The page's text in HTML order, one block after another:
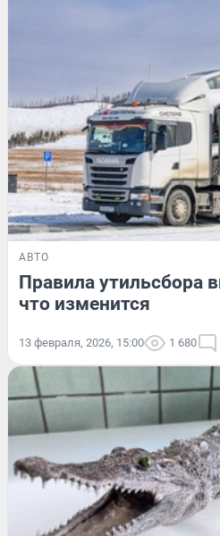
АВТО
Правила утильсбора
что изменится
13 февраля, 2026, 15:00 1 680